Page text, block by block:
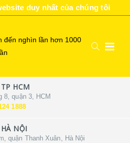
duy nhất của chúng tôi
đến nghìn lần hơn 1000
HCM
8, quận 3, HCM
1888
NỘI
quận Thanh Xuân, Hà Nội